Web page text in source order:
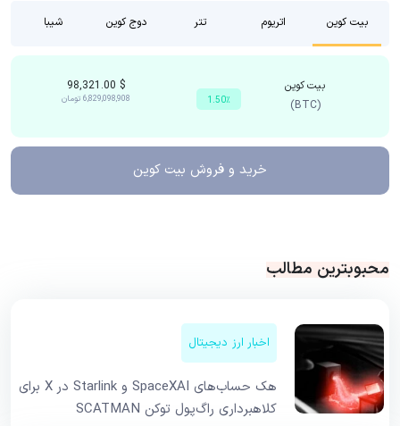
بیت کوین اتریوم تتر دوج کوین شیبا
بیت کوین
(BTC)
1.50٪
$
6,829,098,908 تومان
خرید و فروش بیت کوین
محبوبترین مطالب
اخبار ارز دیجیتال
هک حساب‌های SpaceXAI و Starlink در X برای
کلاهبرداری راگ‌پول توکن SCATMAN